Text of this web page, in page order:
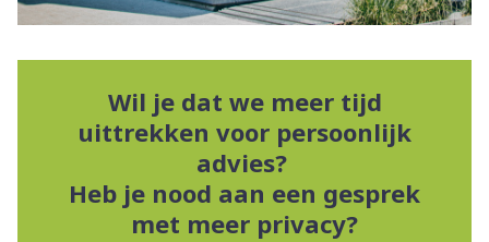
Wil je dat we meer tijd
uittrekken voor persoonlijk
advies?
Heb je nood aan een gesprek
met meer privacy?